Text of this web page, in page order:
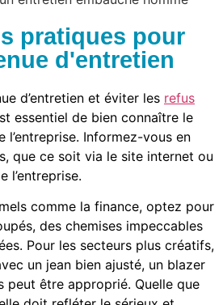
pratiques pour
d'entretien
d’entretien et éviter les refus
essentiel de bien connaître le
l’entreprise. Informez-vous en
que ce soit via le site internet ou
l’entreprise.
comme la finance, optez pour
des chemises impeccables
Pour les secteurs plus créatifs,
un jean bien ajusté, un blazer
peut être approprié. Quelle que